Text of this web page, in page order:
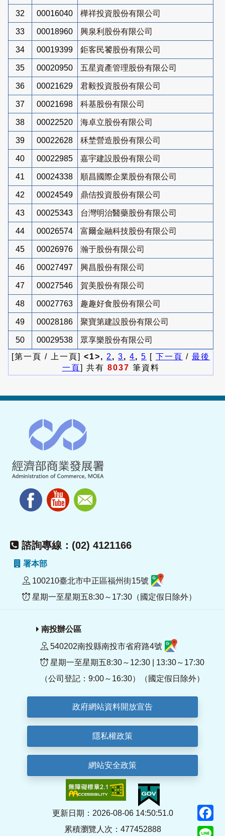
32 00016040 樺祥投資股份有限公司
33 00018960 興泉利股份有限公司
34 00019399 鉅客民饕股份有限公司
35 00020950 五星資產管理股份有限公司
36 00021629 君毅投資股份有限公司
37 00021698 科基股份有限公司
38 00022520 海卓立股份有限公司
39 00022628 秝埜營造股份有限公司
40 00022985 嘉宇建設股份有限公司
41 00024338 順昌國際企業股份有限公司
42 00024549 鼎佶投資股份有限公司
43 00025343 台灣明治醫藥股份有限公司
44 00026574 富爾金融科技股份有限公司
45 00026976 瀚于股份有限公司
46 00027497 興昌股份有限公司
47 00027546 賀美股份有限公司
48 00027763 趣趣好食股份有限公司
49 00028186 聚寶第建設股份有限公司
50 00029538
眾享樂股份有限公司
[第一頁 / 上一頁] <1>, 2 , 3, 4, 5 [ 下一頁 / 最後
一頁] 共有 8037 筆資料
諮詢專線：(02) 4121166
署本部
100210臺北市中正區福州街15號
星期一至星期五8:30～17:30（國定假日除外）
南投辦公區
540202南投縣南投市省府路4號
星期一至星期五8:30～12:30 | 13:30～17:30
（公司登記：9:00～16:30）（國定假日除外）
政府網站資料開放宣告
隱私權政策
網站安全政策
更新日期：2026-08-06 14:50:51.0
累積瀏覽人次：477452888